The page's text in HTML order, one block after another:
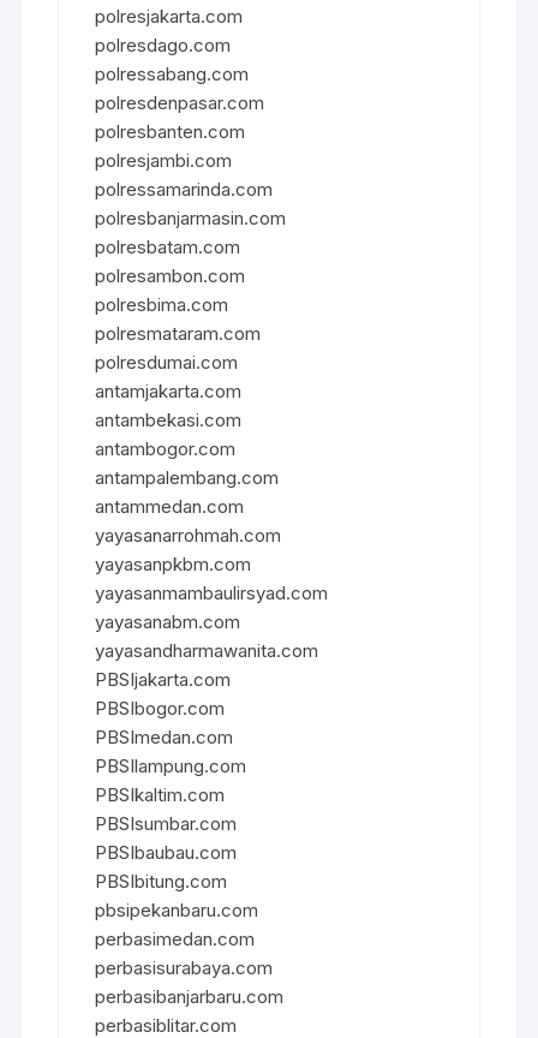
polresjakarta.com
polresdago.com
polressabang.com
polresdenpasar.com
polresbanten.com
polresjambi.com
polressamarinda.com
polresbanjarmasin.com
polresbatam.com
polresambon.com
polresbima.com
polresmataram.com
polresdumai.com
antamjakarta.com
antambekasi.com
antambogor.com
antampalembang.com
antammedan.com
yayasanarrohmah.com
yayasanpkbm.com
yayasanmambaulirsyad.com
yayasanabm.com
yayasandharmawanita.com
PBSIjakarta.com
PBSIbogor.com
PBSImedan.com
PBSIlampung.com
PBSIkaltim.com
PBSIsumbar.com
PBSIbaubau.com
PBSIbitung.com
pbsipekanbaru.com
perbasimedan.com
perbasisurabaya.com
perbasibanjarbaru.com
perbasiblitar.com